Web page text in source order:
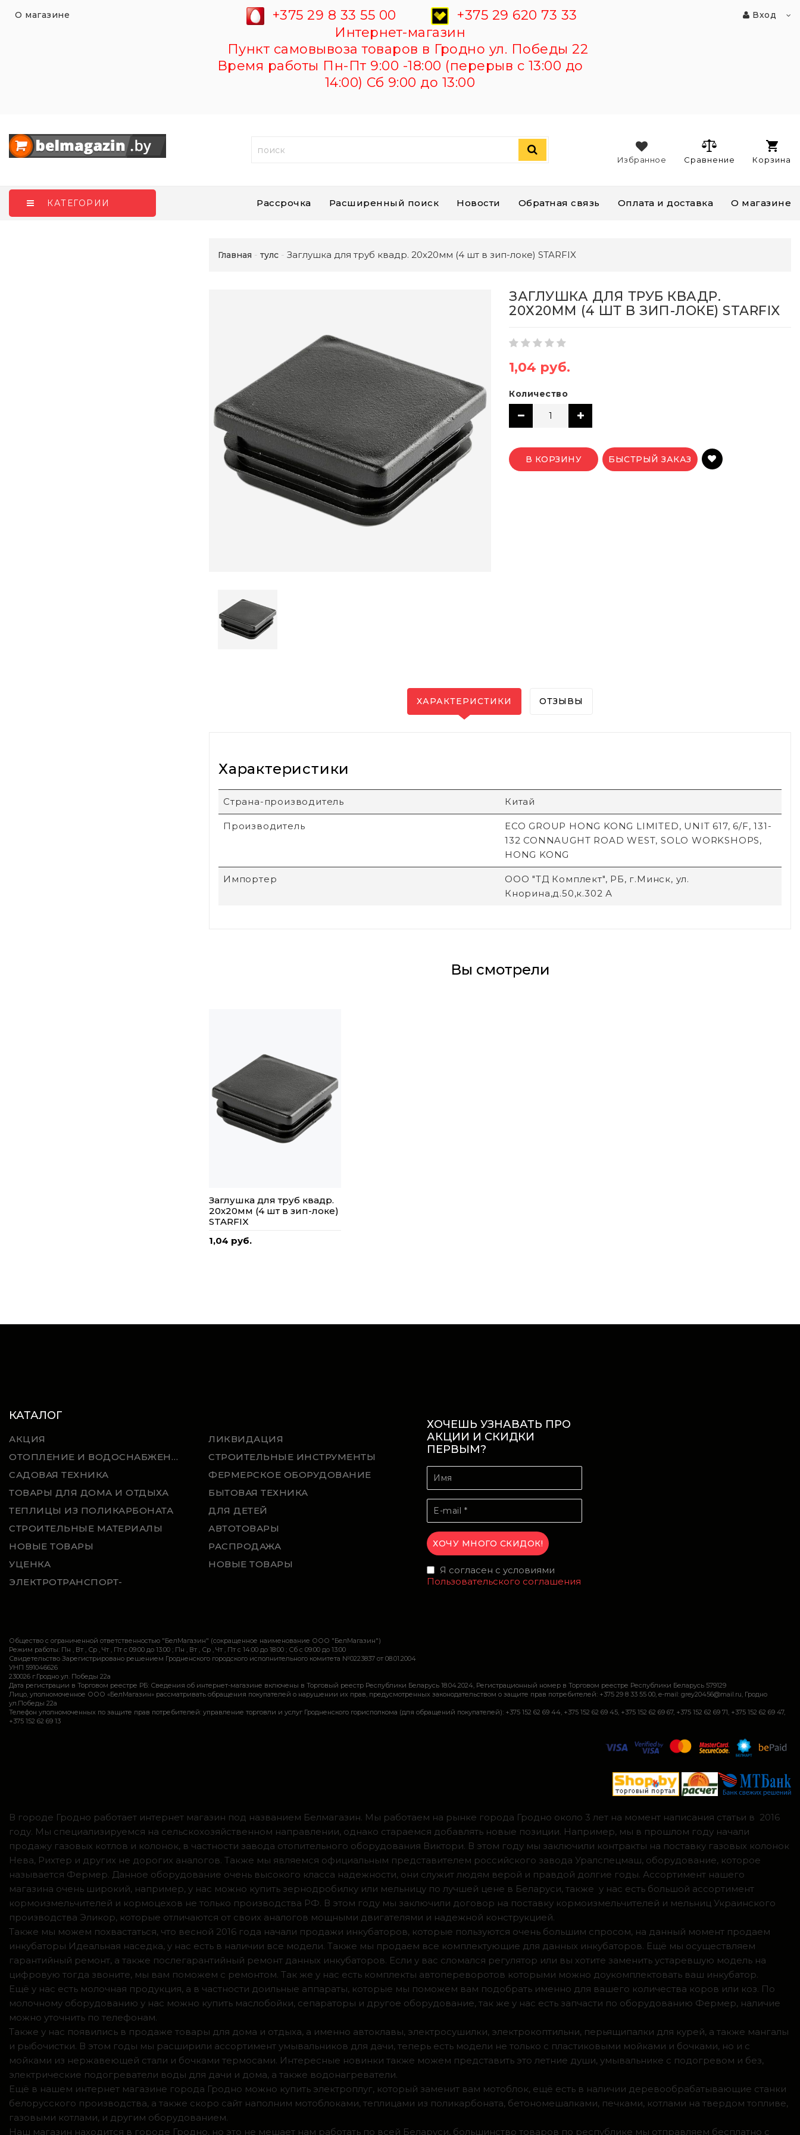
О магазине +375 29 8 33 55 00
+375 29 620 73 33
Интернет-магазин
Пункт самовывоза товаров в Гродно ул. Победы 22
Время работы Пн-Пт 9:00 -18:00 (перерыв с 13:00 до
14:00) Сб 9:00 до 13:00
Вход
Корзина
Сравнение
Избранное
КАТЕГОРИИ Рассрочка Расширенный поиск Новости Обратная связь Оплата и доставка О магазине
Главная тулс Заглушка для труб квадр. 20х20мм (4 шт в зип-локе) STARFIX
ЗАГЛУШКА ДЛЯ ТРУБ КВАДР.
20Х20ММ (4 ШТ В ЗИП-ЛОКЕ) STARFIX
1,04 руб.
Количество
В КОРЗИНУ БЫСТРЫЙ ЗАКАЗ
ХАРАКТЕРИСТИКИ ОТЗЫВЫ
Характеристики
Страна-производитель Китай
Производитель
ECO GROUP HONG KONG LIMITED, UNIT 617, 6/F, 131-
132 CONNAUGHT ROAD WEST, SOLO WORKSHOPS,
HONG KONG
Импортер
ООО "ТД Комплект", РБ, г.Минск, ул.
Кнорина,д.50,к.302 А
Вы смотрели
Заглушка для труб квадр.
20х20мм (4 шт в зип-локе)
STARFIX
1,04 руб.
КАТАЛОГ
АКЦИЯ
ЛИКВИДАЦИЯ
ОТОПЛЕНИЕ И ВОДОСНАБЖЕНИЕ
СТРОИТЕЛЬНЫЕ ИНСТРУМЕНТЫ
САДОВАЯ ТЕХНИКА
ФЕРМЕРСКОЕ ОБОРУДОВАНИЕ
ТОВАРЫ ДЛЯ ДОМА И ОТДЫХА
БЫТОВАЯ ТЕХНИКА
ТЕПЛИЦЫ ИЗ ПОЛИКАРБОНАТА
ДЛЯ ДЕТЕЙ
СТРОИТЕЛЬНЫЕ МАТЕРИАЛЫ
АВТОТОВАРЫ
НОВЫЕ ТОВАРЫ
РАСПРОДАЖА
УЦЕНКА
НОВЫЕ ТОВАРЫ
ЭЛЕКТРОТРАНСПОРТ-
ХОЧЕШЬ УЗНАВАТЬ ПРО
АКЦИИ И СКИДКИ
ПЕРВЫМ?
Я согласен с условиями
Пользовательского соглашения
Общество с ограниченной ответственностью "БелМагазин" (сокращенное наименование ООО "БелМагазин")
Режим работы: Пн , Вт , Ср , Чт , Пт c 09:00 до 13:00 ; Пн , Вт , Ср , Чт , Пт c 14:00 до 18:00 ; Сб c 09:00 до 13:00
Свидетельство Зарегистрировано решением Гродненского городского исполнительного комитета №0223837 от 08.01.2004
УНП 591046626
230026 г.Гродно ул. Победы 22а
Дата регистрации в Торговом реестре РБ: Сведения об интернет-магазине включены в Торговый реестр Республики Беларусь 18.04.2024, Регистрационный номер в Торговом реестре Республики Беларусь 579129
Лицо, уполномоченное ООО «БелМагазин» рассматривать обращения покупателей о нарушении их прав, предусмотренных законодательством о защите прав потребителей: +375 29 8 33 55 00, e-mail: grey20456@mail.ru, Гродно
ул.Победы 22а
Телефон уполномоченных по защите прав потребителей: управление торговли и услуг Гродненского горисполкома (для обращений покупателей): +375 152 62 69 44, +375 152 62 69 45, +375 152 62 69 67, +375 152 62 69 71, +375 152 62 69 47,
+375 152 62 69 13
В городе Гродно работает интернет магазин под названием Белмагазин. Мы работаем на рынке города Гродно около 3 лет на момент написания статьи в 2016
году. Мы специализируемся на сельскохозяйственном направлении, однако стараемся добавлять новые позиции. Например, мы в прошлом году начали
продажу газовых котлов и колонок, в частности завода отопительного оборудования Виктори. В этом году мы заключили контракты на поставку газовых колонок
Нева, Рихтер и других не дорогих аналогов. Также мы являемся официальным представителем российского завода Уралспецмаш, оборудование, которое
называется Фермер. Данное оборудование очень высокого класса надежности, они служит людям верой и правдой долгие годы. Ассортимент нашего
магазина очень широкий, например, у нас можно купить зернодробилку или мельницу по лучшей цене в Беларуси, также у нас есть большой ассортимент
кормоизмельчителей и кормоцехов не только производства РФ. В этом году мы заключили договор на поставку кормоизмельчителей и мельниц Украинского
производства Эликор, которые отличаются от своих аналогов мощными двигателями и надежной конструкцией.
Также мы можем похвастаться, что весной 2016 года начали продажи инкубаторов, которые пользуются очень большим спросом, на данный момент продаем
инкубаторы Идеальная наседка, у нас есть в наличии все модели. Также мы продаем все комплектующие для данных инкубаторов. Ещё мы осуществляем
гарантийный ремонт, а также послегарантийный ремонт данных инкубаторов. Если у вас сломался регулятор или вы хотите заменить устаревшую модель на
цифровую тогда звоните, мы вам поможем с ремонтом. Так же у нас есть комплекты автопереворотов которыми можно доукомплектовать ваш инкубатор.
Ещё у нас есть молочная продукция, а в частности доильные аппараты, которые мы поможем вам подобрать именно для вашего количества коров или коз. По
молочному оборудованию у нас можно купить маслобойки, сепараторы и другое оборудование, так же у нас есть запчасти по оборудованию Фермер, наличие
можно уточнить по телефонам.
Также у нас появились в продаже товары для дома и отдыха, а именно автоклавы, электросушилки, электрокоптильни, перьящипалки для курей, а также мангалы
и рыбочистки. В этом годы мы расширили ассортимент умывальников для дачи, теперь есть модели не только с пластиковыми мойками и бочками, но и с
мойками из нержавеющей стали и бочками термосами. Интересные новинки также можем представить это летние души, умывальнике с подогревом и без,
электрические подогреватели воды для дачи и дома, а также водонагреватели.
Ещё в нашем интернет магазине города Гродно можно купить электроплуг, который заменит вам мотоблок, ещё есть в наличии деревообрабатывающие станки
белорусского производства, а также скоро сайт наполним мотоблоками, теплицами из поликарбоната, бетономешалками, печками, котлами на твердом топливе,
газовыми котлами, и другим оборудованием.
Наш магазин находится в городе Гродно, но это не мешает нам работать по всей Беларуси, большинство товаров по республике мы отправляем бесплатно с